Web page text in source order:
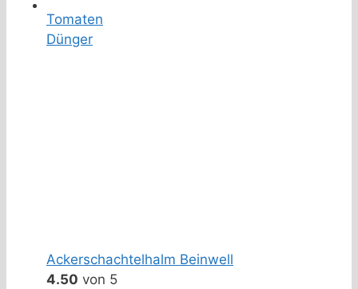
Tomaten
Dünger
Ackerschachtelhalm Beinwell
4.50 von 5